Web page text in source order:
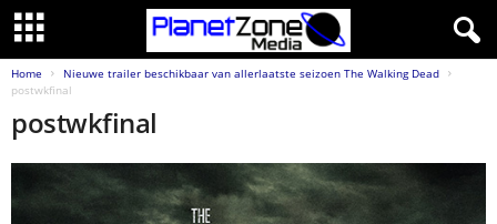
Home
Nieuwe trailer beschikbaar van allerlaatste seizoen The Walking Dead
postwkfinal
postwkfinal